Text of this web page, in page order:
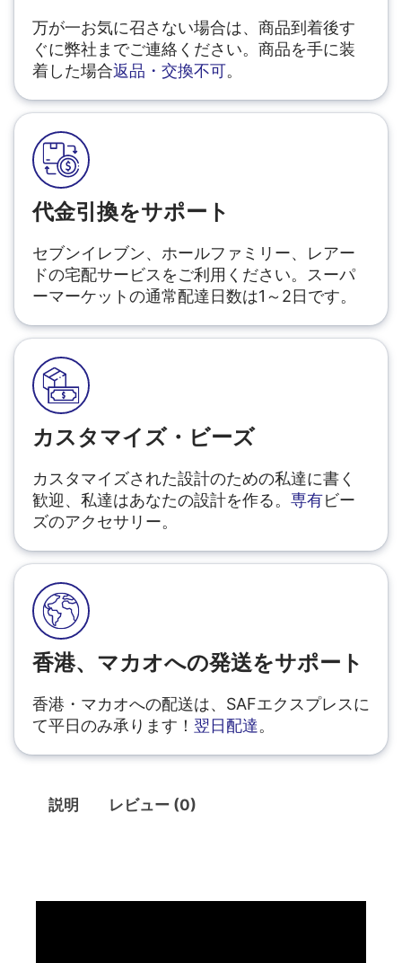
万が一お気に召さない場合は、商品到着後す
ぐに弊社までご連絡ください。商品を手に装
着した場合返品・交換不可。
代金引換をサポート
セブンイレブン、ホールファミリー、レアー
ドの宅配サービスをご利用ください。スーパ
ーマーケットの通常配達日数は1～2日です。
カスタマイズ・ビーズ
カスタマイズされた設計のための私達に書く
歓迎、私達はあなたの設計を作る。 専有ビー
ズのアクセサリー。
香港、マカオへの発送をサポート
香港・マカオへの配送は、SAFエクスプレスに
て平日のみ承ります！ 翌日配達。
説明 レビュー (0)